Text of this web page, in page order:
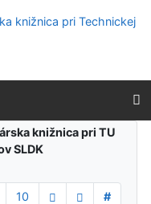
knižnica pri TU
SLDK
10
#